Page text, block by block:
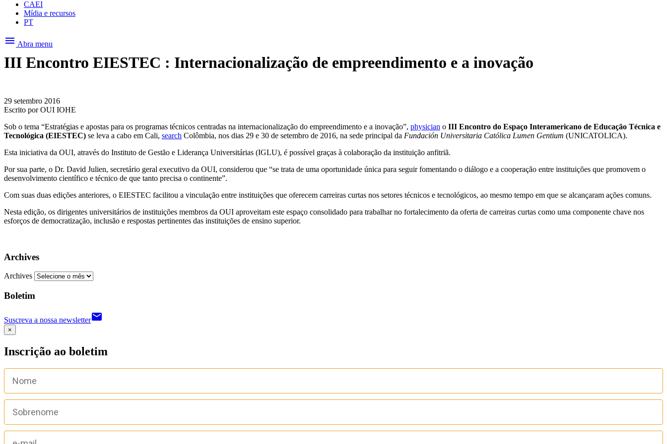
CAEI
Mídia e recursos
PT
menu Abra menu
III Encontro EIESTEC : Internacionalização de empreendimento e a inovação
29 setembro 2016
Escrito porOUI IOHE
Sob o tema “Estratégias e apostas para os programas técnicos centradas na internacionalização do empreendimento e a inovação”, physician o III Encontro do Espaço Interamericano de Educação Técnica e
Tecnológica (EIESTEC) se leva a cabo em Cali, search Colômbia, nos dias 29 e 30 de setembro de 2016, na sede principal da Fundación Universitaria Católica Lumen Gentium (UNICATOLICA).
Esta iniciativa da OUI, através do Instituto de Gestão e Liderança Universitárias (IGLU), é possível graças à colaboração da instituição anfitriã.
Por sua parte, o Dr. David Julien, secretário geral executivo da OUI, considerou que “se trata de uma oportunidade única para seguir fomentando o diálogo e a cooperação entre instituições que promovem o
desenvolvimento científico e técnico de que tanto precisa o continente”.
Com suas duas edições anteriores, o EIESTEC facilitou a vinculação entre instituições que oferecem carreiras curtas nos setores técnicos e tecnológicos, ao mesmo tempo em que se alcançaram ações comuns.
Nesta edição, os dirigentes universitários de instituições membros da OUI aproveitam este espaço consolidado para trabalhar no fortalecimento da oferta de carreiras curtas como uma componente chave nos
esforços de democratização, inclusão e respostas pertinentes das instituições de ensino superior.
Archives
Archives
Boletim
Suscreva a nossa newsletteremail
×
Inscrição ao boletim